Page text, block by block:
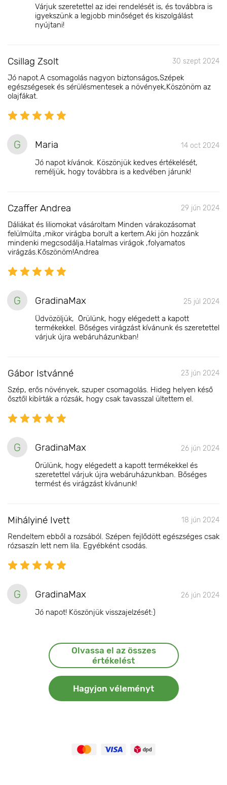
Várjuk szeretettel az idei rendelését is, és továbbra is
igyekszünk a legjobb minőséget és kiszolgálást
nyújtani!
Csillag Zsolt 30 szept 2024
Jó napot.A csomagolás nagyon biztonságos,Szépek
egészségesek és sérülésmentesek a növények,Köszönöm az
olajfákat.
G Maria 14 oct 2024
Jó napot kívánok. Köszönjük kedves értékelését,
reméljük, hogy továbbra is a kedvében járunk!
Czaffer Andrea 29 jún 2024
Dáliákat és liliomokat vásároltam Minden várakozásomat
felülmúlta ,mikor virágba borult a kertem.Aki jön hozzánk
mindenki megcsodálja.Hatalmas virágok ,folyamatos
virágzás.Kőszönöm!Andrea
G GradinaMax 25 júl 2024
Üdvözöljük, Örülünk, hogy elégedett a kapott
termékekkel. Bőséges virágzást kívánunk és szeretettel
várjuk újra webáruházunkban!
Gábor Istvánné 23 jún 2024
Szép, erős növények, szuper csomagolás. Hideg helyen késő
ősztől kibírták a rózsák, hogy csak tavasszal ültettem el.
G GradinaMax 26 jún 2024
Örülünk, hogy elégedett a kapott termékekkel és
szeretettel várjuk újra webáruházunkban. Bőséges
termést és virágzást kívánunk!
Mihályiné Ivett 18 jún 2024
Rendeltem ebből a rozsából. Szépen fejlődött egészséges csak
rózsaszín lett nem lila. Egyébként csodás.
G GradinaMax 26 jún 2024
Jó napot! Köszönjük visszajelzését:)
Olvassa el az összes
értékelést
Hagyjon véleményt